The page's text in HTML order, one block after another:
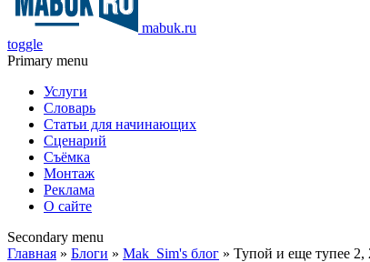
mabuk.ru
toggle
Primary menu
Услуги
Словарь
Статьи для начинающих
Сценарий
Съёмка
Монтаж
Реклама
О сайте
Secondary menu
Главная » Блоги » Mak_Sim's блог » Тупой и еще тупее 2,